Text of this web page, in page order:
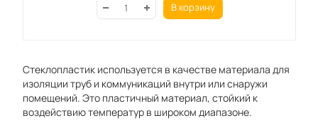
В корзину
Стеклопластик используется в качестве материала для
изоляции труб и коммуникаций внутри или снаружи
помещений. Это пластичный материал, стойкий к
воздействию температур в широком диапазоне.